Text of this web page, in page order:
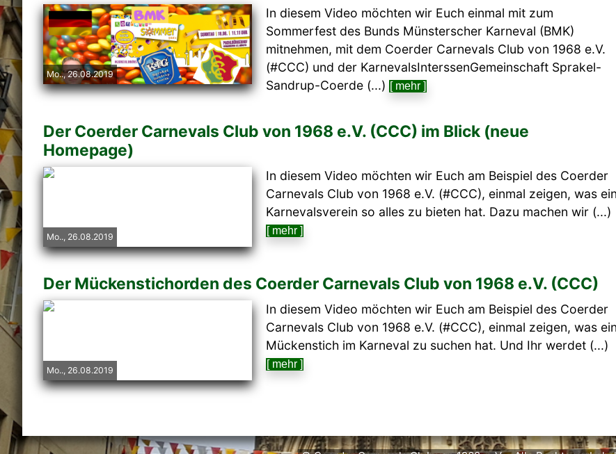
Mo.., 26.08.2019
In diesem Video möchten wir Euch einmal mit zum
Sommerfest des Bunds Münsterscher Karneval (BMK)
mitnehmen, mit dem Coerder Carnevals Club von 1968 e.V.
(#CCC) und der KarnevalsInterssenGemeinschaft Sprakel-
Sandrup-Coerde (...) [ mehr ]
Der Coerder Carnevals Club von 1968 e.V. (CCC) im Blick (neue
Homepage)
Mo.., 26.08.2019
In diesem Video möchten wir Euch am Beispiel des Coerder
Carnevals Club von 1968 e.V. (#CCC), einmal zeigen, was ein
Karnevalsverein so alles zu bieten hat. Dazu machen wir (...)
[ mehr ]
Der Mückenstichorden des Coerder Carnevals Club von 1968 e.V. (CCC)
Mo.., 26.08.2019
In diesem Video möchten wir Euch am Beispiel des Coerder
Carnevals Club von 1968 e.V. (#CCC), einmal zeigen, was ein
Mückenstich im Karneval zu suchen hat. Und Ihr werdet (...)
[ mehr ]